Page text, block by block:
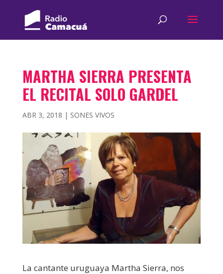
MARTHA SIERRA PRESENTA
EL RECITAL SOLO GARDEL
ABR 3, 2018 | SONES VIVOS
La cantante uruguaya Martha Sierra, nos